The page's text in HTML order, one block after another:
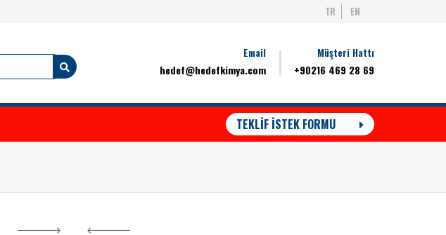
TR EN
Müşteri Hattı
+90216 469 28 69
Email
hedef@hedefkimya.com
TEKLİF İSTEK FORMU